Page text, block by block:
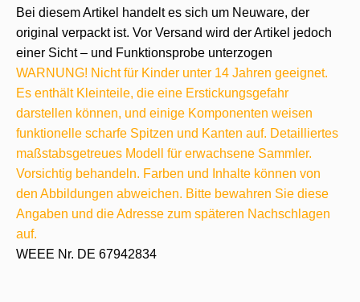
Bei diesem Artikel handelt es sich um Neuware, der
original verpackt ist. Vor Versand wird der Artikel jedoch
einer Sicht – und Funktionsprobe unterzogen
WARNUNG! Nicht für Kinder unter 14 Jahren geeignet.
Es enthält Kleinteile, die eine Erstickungsgefahr
darstellen können, und einige Komponenten weisen
funktionelle scharfe Spitzen und Kanten auf. Detailliertes
maßstabsgetreues Modell für erwachsene Sammler.
Vorsichtig behandeln. Farben und Inhalte können von
den Abbildungen abweichen. Bitte bewahren Sie diese
Angaben und die Adresse zum späteren Nachschlagen
auf.
WEEE Nr. DE 67942834